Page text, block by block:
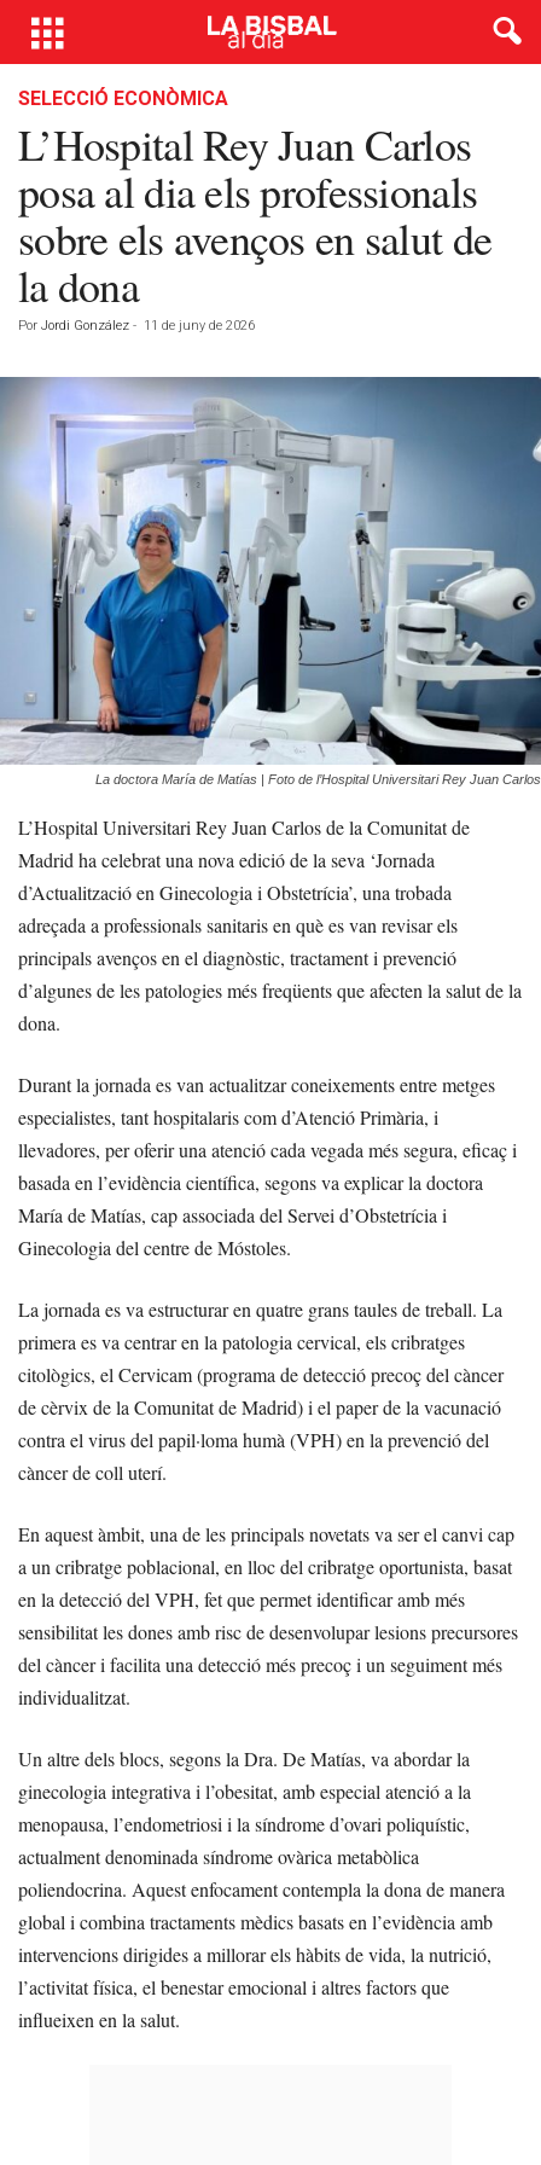
SELECCIÓ ECONÒMICA
L’Hospital Rey Juan Carlos
posa al dia els professionals
sobre els avenços en salut de
la dona
Por Jordi González - 11 de juny de 2026
La doctora María de Matías | Foto de l’Hospital Universitari Rey Juan Carlos
L’Hospital Universitari Rey Juan Carlos de la Comunitat de
Madrid ha celebrat una nova edició de la seva ‘Jornada
d’Actualització en Ginecologia i Obstetrícia’, una trobada
adreçada a professionals sanitaris en què es van revisar els
principals avenços en el diagnòstic, tractament i prevenció
d’algunes de les patologies més freqüents que afecten la salut de la
dona.
Durant la jornada es van actualitzar coneixements entre metges
especialistes, tant hospitalaris com d’Atenció Primària, i
llevadores, per oferir una atenció cada vegada més segura, eficaç i
basada en l’evidència científica, segons va explicar la doctora
María de Matías, cap associada del Servei d’Obstetrícia i
Ginecologia del centre de Móstoles.
La jornada es va estructurar en quatre grans taules de treball. La
primera es va centrar en la patologia cervical, els cribratges
citològics, el Cervicam (programa de detecció precoç del càncer
de cèrvix de la Comunitat de Madrid) i el paper de la vacunació
contra el virus del papil·loma humà (VPH) en la prevenció del
càncer de coll uterí.
En aquest àmbit, una de les principals novetats va ser el canvi cap
a un cribratge poblacional, en lloc del cribratge oportunista, basat
en la detecció del VPH, fet que permet identificar amb més
sensibilitat les dones amb risc de desenvolupar lesions precursores
del càncer i facilita una detecció més precoç i un seguiment més
individualitzat.
Un altre dels blocs, segons la Dra. De Matías, va abordar la
ginecologia integrativa i l’obesitat, amb especial atenció a la
menopausa, l’endometriosi i la síndrome d’ovari poliquístic,
actualment denominada síndrome ovàrica metabòlica
poliendocrina. Aquest enfocament contempla la dona de manera
global i combina tractaments mèdics basats en l’evidència amb
intervencions dirigides a millorar els hàbits de vida, la nutrició,
l’activitat física, el benestar emocional i altres factors que
influeixen en la salut.